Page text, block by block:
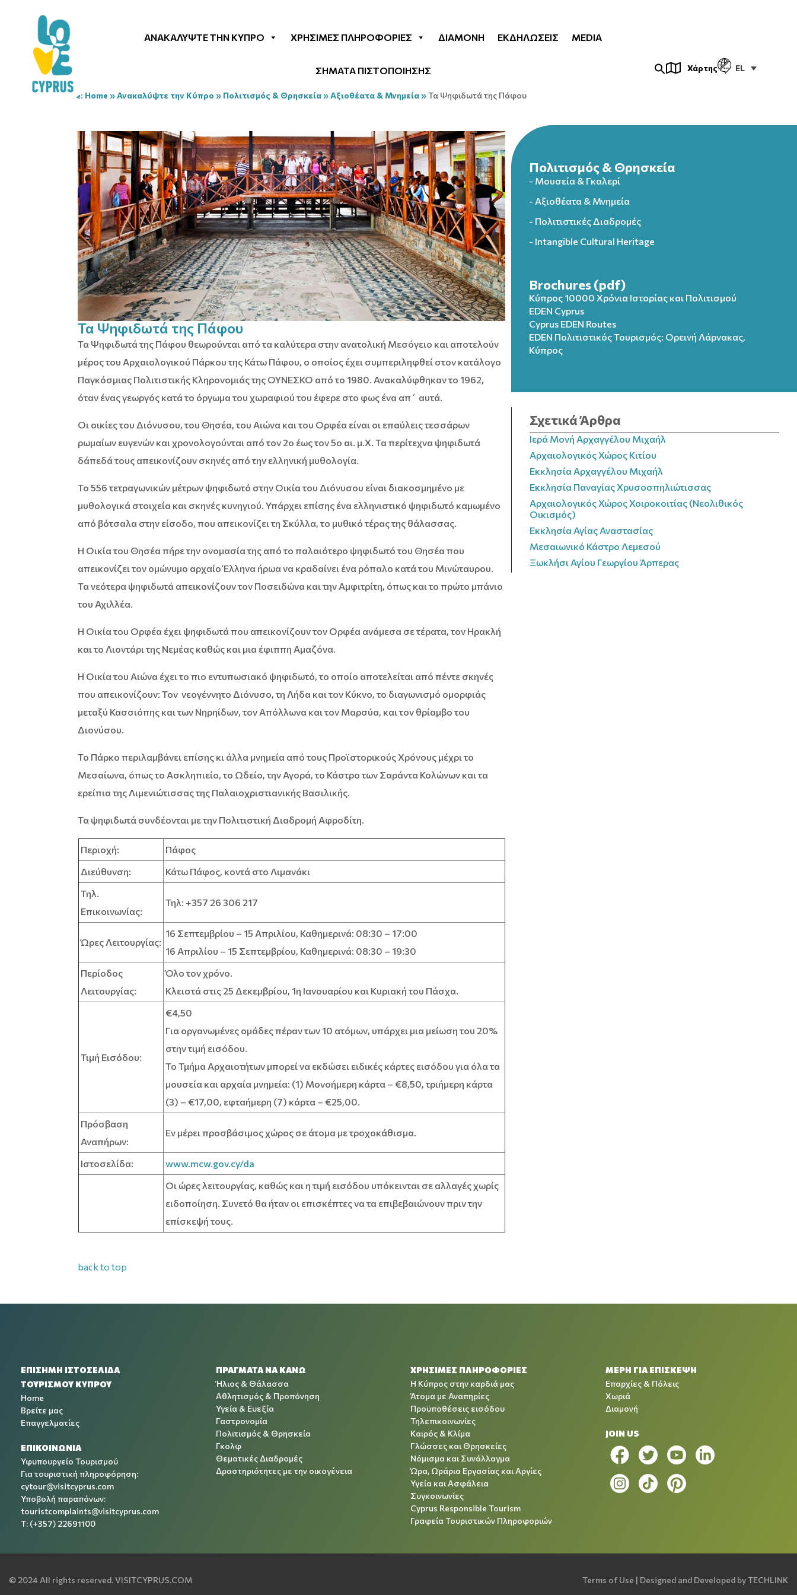
ΑΝΑΚΑΛΎΨΤΕ ΤΗΝ ΚΎΠΡΟ ΧΡΉΣΙΜΕΣ ΠΛΗΡΟΦΟΡΊΕΣ ΔΙΑΜΟΝΉ ΕΚΔΗΛΏΣΕΙΣ MEDIA
ΣΗΜΑΤΑ ΠΙΣΤΟΠΟΙΗΣΗΣ Χάρτης EL
You are here: Home »Ανακαλύψτε την Κύπρο » Πολιτισμός & Θρησκεία»Αξιοθέατα & Μνημεία»Τα Ψηφιδωτά της Πάφου
Τα Ψηφιδωτά της Πάφου
Τα Ψηφιδωτά της Πάφου θεωρούνται από τα καλύτερα στην ανατολική Μεσόγειο και αποτελούν
μέρος του Αρχαιολογικού Πάρκου της Κάτω Πάφου, ο οποίος έχει συμπεριληφθεί στον κατάλογο
Παγκόσμιας Πολιτιστικής Κληρονομιάς της ΟΥΝΕΣΚΟ από το 1980. Ανακαλύφθηκαν το 1962,
όταν ένας γεωργός κατά το όργωμα του χωραφιού του έφερε στο φως ένα απ΄ αυτά.
Οι οικίες του Διόνυσου, του Θησέα, του Aιώνα και του Ορφέα είναι οι επαύλεις τεσσάρων
ρωμαίων ευγενών και χρονολογούνται από τον 2ο έως τον 5ο αι. μ.Χ. Τα περίτεχνα ψηφιδωτά
δάπεδά τους απεικονίζουν σκηνές από την ελληνική μυθολογία.
Το 556 τετραγωνικών μέτρων ψηφιδωτό στην Οικία του Διόνυσου είναι διακοσμημένο με
μυθολογικά στοιχεία και σκηνές κυνηγιού. Υπάρχει επίσης ένα ελληνιστικό ψηφιδωτό καμωμένο
από βότσαλα στην είσοδο, που απεικονίζει τη Σκύλλα, το μυθικό τέρας της θάλασσας.
Η Οικία του Θησέα πήρε την ονομασία της από το παλαιότερο ψηφιδωτό του Θησέα που
απεικονίζει τον ομώνυμο αρχαίο Έλληνα ήρωα να κραδαίνει ένα ρόπαλο κατά του Μινώταυρου.
Τα νεότερα ψηφιδωτά απεικονίζουν τον Ποσειδώνα και την Αμφιτρίτη, όπως και το πρώτο μπάνιο
του Αχιλλέα.
Η Οικία του Ορφέα έχει ψηφιδωτά που απεικονίζουν τον Ορφέα ανάμεσα σε τέρατα, τον Ηρακλή
και το Λιοντάρι της Νεμέας καθώς και μια έφιππη Αμαζόνα.
Η Οικία του Αιώνα έχει το πιο εντυπωσιακό ψηφιδωτό, το οποίο αποτελείται από πέντε σκηνές
που απεικονίζουν: Τον νεογέννητο Διόνυσο, τη Λήδα και τον Κύκνο, το διαγωνισμό ομορφιάς
μεταξύ Κασσιόπης και των Νηρηίδων, τον Απόλλωνα και τον Μαρσύα, και τον θρίαμβο του
Διονύσου.
Το Πάρκο περιλαμβάνει επίσης κι άλλα μνημεία από τους Προϊστορικούς Χρόνους μέχρι το
Μεσαίωνα, όπως το Ασκληπιείο, το Ωδείο, την Αγορά, το Κάστρο των Σαράντα Κολώνων και τα
ερείπια της Λιμενιώτισσας της Παλαιοχριστιανικής Βασιλικής.
Τα ψηφιδωτά συνδέονται με την Πολιτιστική Διαδρομή Αφροδίτη.
Περιοχή:
Πάφος
Διεύθυνση:
Κάτω Πάφος, κοντά στο Λιμανάκι
Τηλ.
Επικοινωνίας:
Τηλ: +357 26 306 217
Ώρες Λειτουργίας:
16 Σεπτεμβρίου – 15 Απριλίου, Καθημερινά: 08:30 – 17:00
16 Απριλίου – 15 Σεπτεμβρίου, Καθημερινά: 08:30 – 19:30
Περίοδος
Λειτουργίας:
Όλο τον χρόνο.
Κλειστά στις 25 Δεκεμβρίου, 1η Ιανουαρίου και Κυριακή του Πάσχα.
Τιμή Εισόδου:
€4,50
Για οργανωμένες ομάδες πέραν των 10 ατόμων, υπάρχει μια μείωση του 20%
στην τιμή εισόδου.
Το Τμήμα Αρχαιοτήτων μπορεί να εκδώσει ειδικές κάρτες εισόδου για όλα τα
μουσεία και αρχαία μνημεία: (1) Μονοήμερη κάρτα – €8,50, τριήμερη κάρτα
(3) – €17,00, εφταήμερη (7) κάρτα – €25,00.
Πρόσβαση
Αναπήρων:
Εν μέρει προσβάσιμος χώρος σε άτομα με τροχοκάθισμα.
Ιστοσελίδα:
www.mcw.gov.cy/da
Οι ώρες λειτουργίας, καθώς και η τιμή εισόδου υπόκεινται σε αλλαγές χωρίς
ειδοποίηση. Συνετό θα ήταν οι επισκέπτες να τα επιβεβαιώνουν πριν την
επίσκεψή τους.
back to top
Πολιτισμός & Θρησκεία
- Μουσεία & Γκαλερί
- Αξιοθέατα & Μνημεία
- Πολιτιστικές Διαδρομές
- Intangible Cultural Heritage
Brochures (pdf)
Κύπρος 10000 Χρόνια Ιστορίας και Πολιτισμού
EDEN Cyprus
Cyprus EDEN Routes
EDEN Πολιτιστικός Τουρισμός: Ορεινή Λάρνακας,
Κύπρος
Σχετικά Άρθρα
Ιερά Μονή Αρχαγγέλου Μιχαήλ
Αρχαιολογικός Χώρος Κιτίου
Εκκλησία Αρχαγγέλου Μιχαήλ
Εκκλησία Παναγίας Χρυσοσπηλιώτισσας
Αρχαιολογικός Χώρος Χοιροκοιτίας (Νεολιθικός
Οικισμός)
Εκκλησία Αγίας Αναστασίας
Μεσαιωνικό Κάστρο Λεμεσού
Ξωκλήσι Αγίου Γεωργίου Άρπερας
ΕΠΙΣΗΜΗ ΙΣΤΟΣΕΛΙΔΑ
ΤΟΥΡΙΣΜΟΥ ΚΥΠΡΟΥ
Home
Βρείτε μας
Επαγγελματίες
ΕΠΙΚΟΙΝΩΝΙΑ
Υφυπουργείο Τουρισμού
Για τουριστική πληροφόρηση:
cytour@visitcyprus.com
Υποβολή παραπόνων:
touristcomplaints@visitcyprus.com
T: (+357) 22691100
ΠΡΑΓΜΑΤΑ ΝΑ ΚΑΝΩ
Ήλιος & Θάλασσα
Αθλητισμός & Προπόνηση
Υγεία & Ευεξία
Γαστρονομία
Πολιτισμός & Θρησκεία
Γκολφ
Θεματικές Διαδρομές
Δραστηριότητες με την οικογένεια
ΧΡΉΣΙΜΕΣ ΠΛΗΡΟΦΟΡΊΕΣ
Η Κύπρος στην καρδιά μας
Άτομα με Αναπηρίες
Προϋποθέσεις εισόδου
Τηλεπικοινωνίες
Καιρός & Κλίμα
Γλώσσες και Θρησκείες
Νόμισμα και Συνάλλαγμα
Ώρα, Ωράρια Εργασίας και Αργίες
Υγεία και Ασφάλεια
Συγκοινωνίες
Cyprus Responsible Tourism
Γραφεία Τουριστικών Πληροφοριών
ΜΕΡΗ ΓΙΑ ΕΠΙΣΚΕΨΗ
Επαρχίες & Πόλεις
Χωριά
Διαμονή
JOIN US
© 2024 All rights reserved.VISITCYPRUS.COM Terms of Use | Designed and Developed byTECHLINK